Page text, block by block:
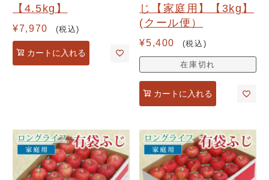
【4.5kg】
¥7,970 税込
カートに入れる
じ【家庭用】【3kg】
(クール便）
¥5,400 税込
在庫切れ
カートに入れる